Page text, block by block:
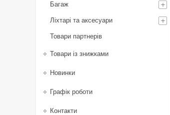
Багаж
Ліхтарі та аксесуари
Товари партнерів
Товари із знижками
Новинки
Графік роботи
Контакти